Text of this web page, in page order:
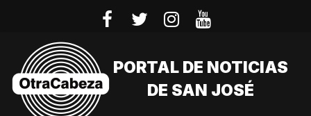
PORTAL DE NOTICIAS
DE SAN JOSÉ